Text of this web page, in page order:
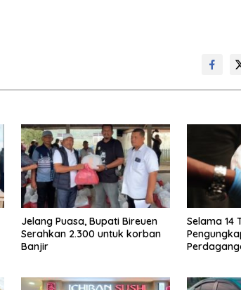
Jelang Puasa, Bupati Bireuen
Serahkan 2.300 untuk korban
Banjir
Selama 14